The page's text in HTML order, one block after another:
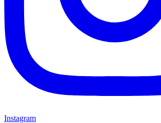
Instagram